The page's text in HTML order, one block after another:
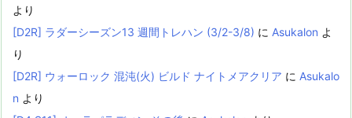
より
[D2R] ラダーシーズン13 週間トレハン (3/2-3/8) に Asukalon よ
り
[D2R] ウォーロック 混沌(火) ビルド ナイトメアクリア に Asukalo
n より